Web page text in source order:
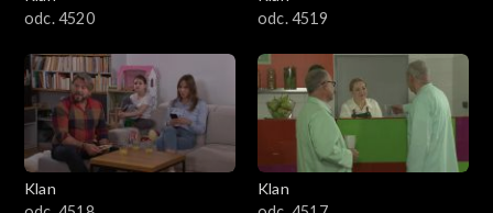
odc. 4520
odc. 4519
Klan
Klan